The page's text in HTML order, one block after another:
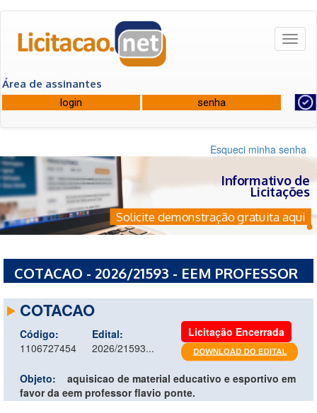
Área de assinantes
Esqueci minha senha
Informativo de
Licitações
Solicite demonstração gratuita aqui
COTACAO - 2026/21593 - EEM PROFESSOR
COTACAO
Código:
1106727454
Edital:
2026/21593...
Licitação Encerrada
Objeto:
aquisicao de material educativo e esportivo em
favor da eem professor flavio ponte.